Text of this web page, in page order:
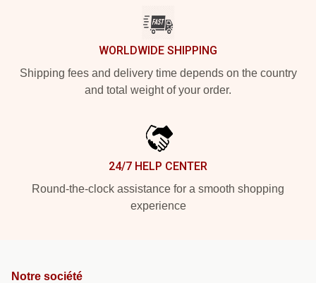
WORLDWIDE SHIPPING
Shipping fees and delivery time depends on the country
and total weight of your order.
24/7 HELP CENTER
Round-the-clock assistance for a smooth shopping
experience
Notre société